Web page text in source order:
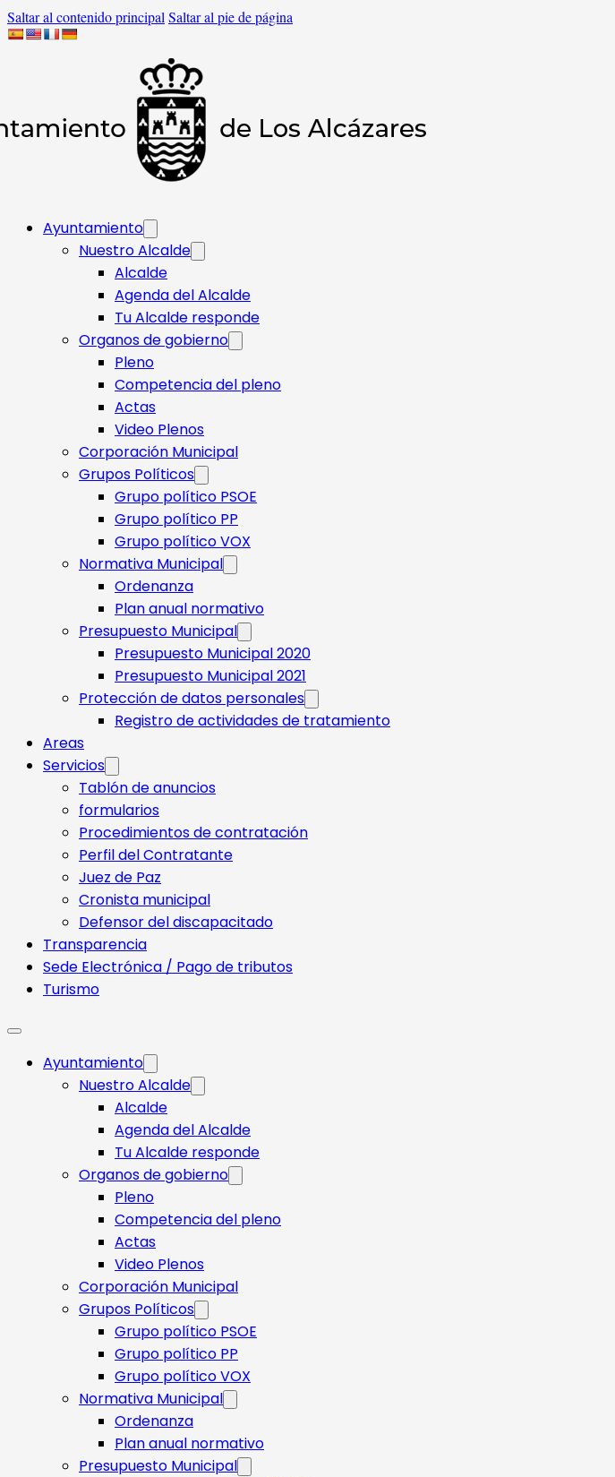
Saltar al contenido principal Saltar al pie de página
Ayuntamiento
Nuestro Alcalde
Alcalde
Agenda del Alcalde
Tu Alcalde responde​
Organos de gobierno
Pleno
Competencia del pleno
Actas
Video Plenos
Corporación Municipal
Grupos Políticos
Grupo político PSOE
Grupo político PP
Grupo político VOX
Normativa Municipal
Ordenanza
Plan anual normativo
Presupuesto Municipal
Presupuesto Municipal 2020
Presupuesto Municipal 2021
Protección de datos personales
Registro de actividades de tratamiento
Areas
Servicios
Tablón de anuncios
formularios
Procedimientos de contratación
Perfil del Contratante
Juez de Paz
Cronista municipal
Defensor del discapacitado
Transparencia
Sede Electrónica / Pago de tributos
Turismo
Ayuntamiento
Nuestro Alcalde
Alcalde
Agenda del Alcalde
Tu Alcalde responde​
Organos de gobierno
Pleno
Competencia del pleno
Actas
Video Plenos
Corporación Municipal
Grupos Políticos
Grupo político PSOE
Grupo político PP
Grupo político VOX
Normativa Municipal
Ordenanza
Plan anual normativo
Presupuesto Municipal